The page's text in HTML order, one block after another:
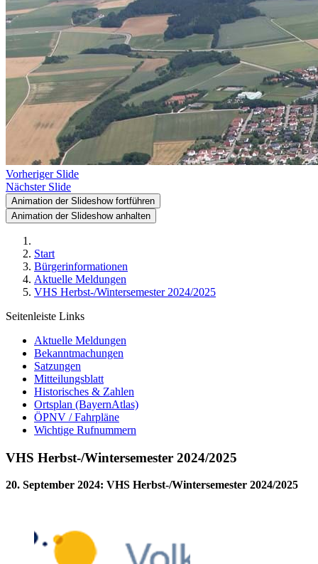
Vorheriger Slide
Nächster Slide
Animation der Slideshow fortführen
Animation der Slideshow anhalten
Start
Bürgerinformationen
Aktuelle Meldungen
VHS Herbst-/Wintersemester 2024/2025
Seitenleiste Links
Aktuelle Meldungen
Bekanntmachungen
Satzungen
Mitteilungsblatt
Historisches & Zahlen
Ortsplan (BayernAtlas)
ÖPNV / Fahrpläne
Wichtige Rufnummern
VHS Herbst-/Wintersemester 2024/2025
20. September 2024: VHS Herbst-/Wintersemester 2024/2025